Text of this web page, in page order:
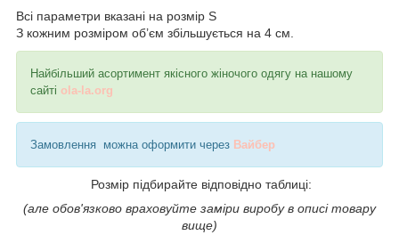
Всі параметри вказані на розмір S
З кожним розміром об’єм збільшується на 4 см.
Найбільший асортимент якісного жіночого одягу на нашому
сайті ola-la.org
Замовлення можна оформити через Вайбер
Розмір підбирайте відповідно таблиці:
(але обов'язково враховуйте заміри виробу в описі товару
вище)